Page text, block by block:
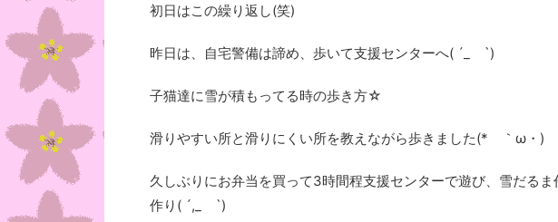
初日はこの繰り返し(笑)
昨日は、自宅警備は諦め、歩いて支援センターへ( ´_ゝ`)
子猫達に雪が積もってる時の歩き方☆
滑りやすい所と滑りにくい所を教えながら歩きました(*ゝ｀ω・)
久しぶりにお弁当を買って3時間程支援センターで遊び、雪だる
作り( ´,_ゝ`)